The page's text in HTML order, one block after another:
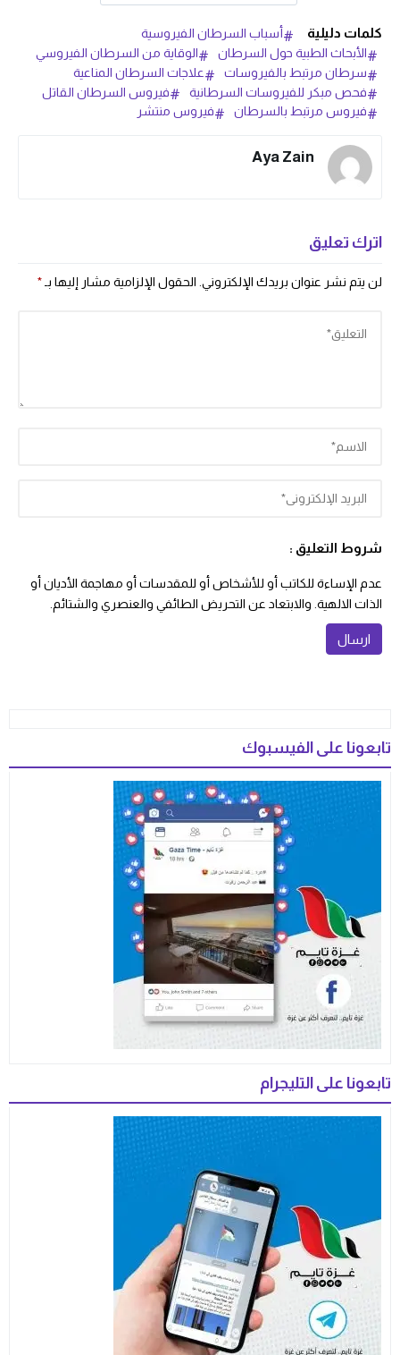
كلمات دليلية
أسباب السرطان الفيروسية
الأبحاث الطبية حول السرطان
الوقاية من السرطان الفيروسي
سرطان مرتبط بالفيروسات
علاجات السرطان المناعية
فحص مبكر للفيروسات السرطانية
فيروس السرطان القاتل
فيروس مرتبط بالسرطان
فيروس منتشر
Aya Zain
اترك تعليق
لن يتم نشر عنوان بريدك الإلكتروني. الحقول الإلزامية مشار إليها بـ*
شروط التعليق :
عدم الإساءة للكاتب أو للأشخاص أو للمقدسات أو مهاجمة الأديان أو
الذات الالهية. والابتعاد عن التحريض الطائفي والعنصري والشتائم.
تابعونا على الفيسبوك
تابعونا على التليجرام